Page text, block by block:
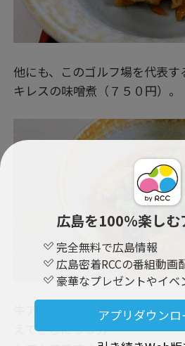
広島を100％楽しむ
完全無料で広島情報
広島密着RCCの番組動画
豪華なプレゼントやイベ
アプリダウンロ
他にも、このゴルフ場を代表
キレスの味噌煮（７５０円）。
牛アキレス腱を２時間煮込んで
えてさらに３０分…